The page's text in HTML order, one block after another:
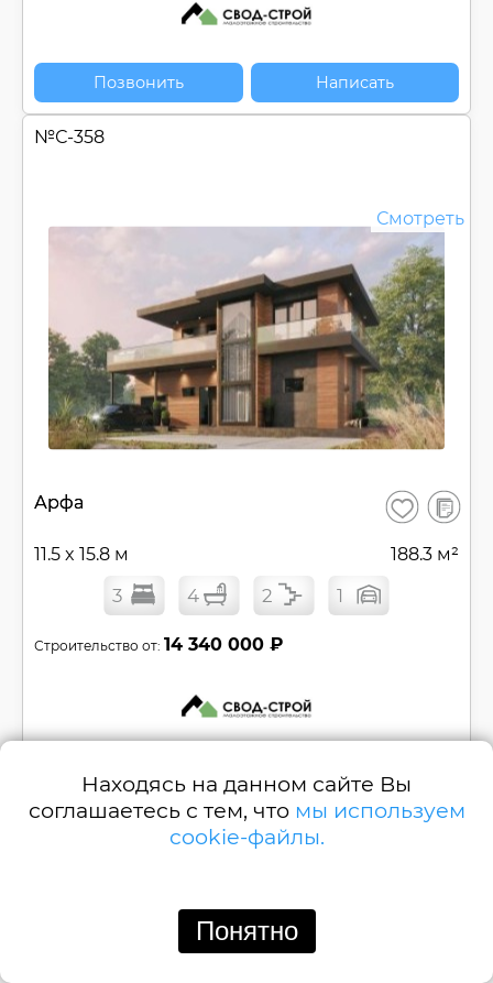
Позвонить Написать
№С-358
Смотреть
Арфа Сохранить
В
11.5 x 15.8 м 188.3 м²
3 4 2 1
Строительство от: 14 340 000 ₽
Позвонить Написать
Находясь на данном сайте Вы
соглашаетесь с тем, что мы используем
cookie-файлы.
Понятно